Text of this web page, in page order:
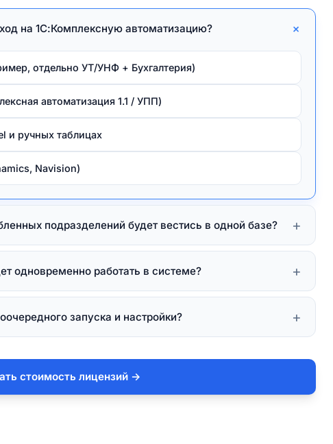
на 1С:Комплексную автоматизацию? +
отдельно УТ/УНФ + Бухгалтерия)
автоматизация 1.1 / УПП)
и ручных таблицах
Navision)
подразделений будет вестись в одной базе? +
схемы Intercompany)
одновременно работать в системе? +
запуска и настройки? +
стоимость лицензий →